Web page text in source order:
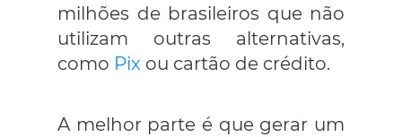
milhões de brasileiros que não
utilizam outras alternativas,
como Pix ou cartão de crédito.
A melhor parte é que gerar um